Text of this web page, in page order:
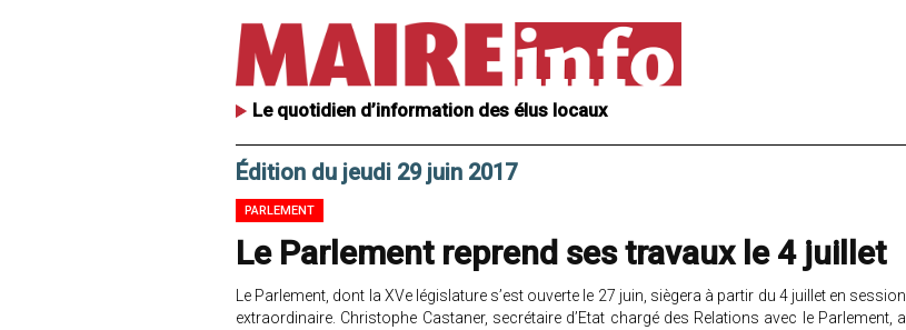
Le quotidien d’information des élus locaux
Édition du jeudi 29 juin 2017
PARLEMENT
Le Parlement reprend ses travaux le 4 juillet
Le Parlement, dont la XVe législature s’est ouverte le 27 juin, siègera à partir du 4 juillet en session
extraordinaire. Christophe Castaner, secrétaire d’Etat chargé des Relations avec le Parlement, a